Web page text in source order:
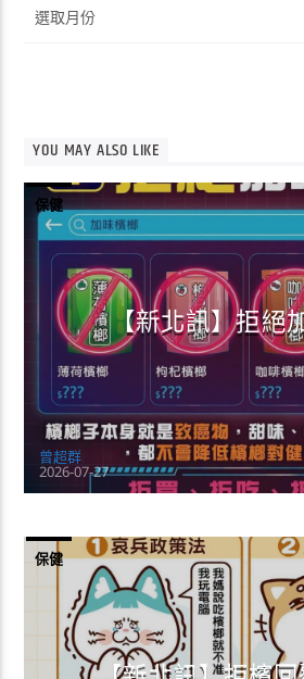
整
YOU MAY ALSO LIKE
保健
【新北訊】拒絕
曾超群
2026-07-27
保健